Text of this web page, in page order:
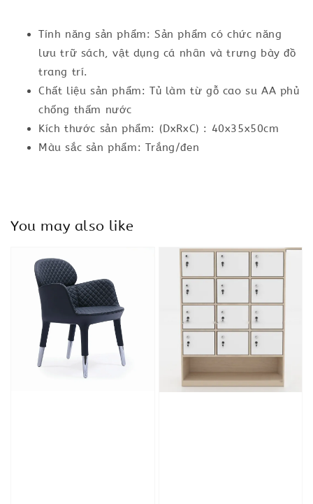
Tính năng sản phẩm: Sản phẩm có chức năng
lưu trữ sách, vật dụng cá nhân và trưng bày đồ
trang trí.
Chất liệu sản phẩm: Tủ làm từ gỗ cao su AA phủ
chống thấm nước
Kích thước sản phẩm: (DxRxC) : 40x35x50cm
Màu sắc sản phẩm: Trắng/đen
You may also like